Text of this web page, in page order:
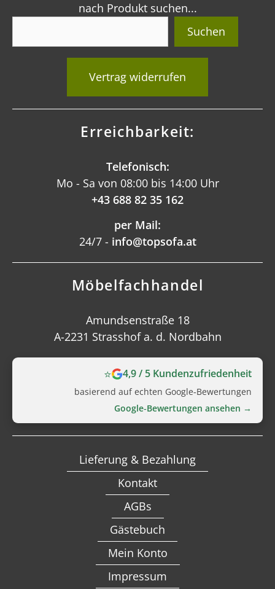
nach Produkt suchen...
Suchen
Vertrag widerrufen
Erreichbarkeit:
Telefonisch:
Mo - Sa von 08:00 bis 14:00 Uhr
+43 688 82 35 162
per Mail:
24/7 - info@topsofa.at
Möbelfachhandel
Amundsenstraße 18
A-2231 Strasshof a. d. Nordbahn
⭐ 4,9 / 5 Kundenzufriedenheit
basierend auf echten Google‑Bewertungen
Google‑Bewertungen ansehen →
Lieferung & Bezahlung
Kontakt
AGBs
Gästebuch
Mein Konto
Impressum